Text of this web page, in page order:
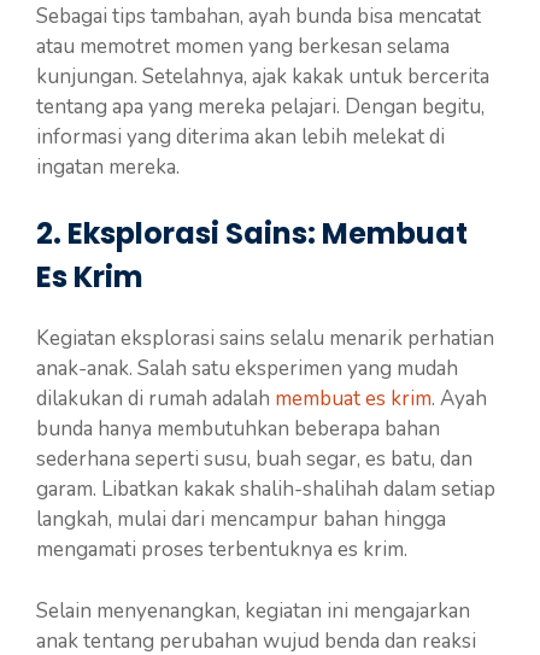
Sebagai tips tambahan, ayah bunda bisa mencatat
atau memotret momen yang berkesan selama
kunjungan. Setelahnya, ajak kakak untuk bercerita
tentang apa yang mereka pelajari. Dengan begitu,
informasi yang diterima akan lebih melekat di
ingatan mereka.
2. Eksplorasi Sains: Membuat
Es Krim
Kegiatan eksplorasi sains selalu menarik perhatian
anak-anak. Salah satu eksperimen yang mudah
dilakukan di rumah adalah membuat es krim. Ayah
bunda hanya membutuhkan beberapa bahan
sederhana seperti susu, buah segar, es batu, dan
garam. Libatkan kakak shalih-shalihah dalam setiap
langkah, mulai dari mencampur bahan hingga
mengamati proses terbentuknya es krim.
Selain menyenangkan, kegiatan ini mengajarkan
anak tentang perubahan wujud benda dan reaksi